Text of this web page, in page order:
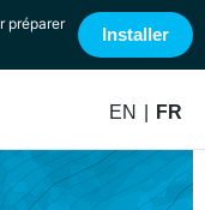
EN FR
préparer
Installer